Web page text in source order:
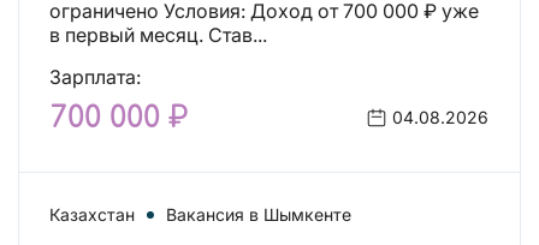
ограничено Условия: Доход от 700 000 ₽ уже
в первый месяц. Став...
Зарплата:
700 000 ₽ 04.08.2026
Казахстан Вакансия в Шымкенте